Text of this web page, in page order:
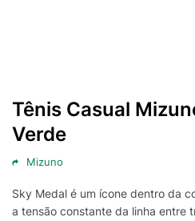
Tênis Casual
Verde
Mizuno
Sky Medal é um ícone dentro da
a tensão constante da linha entre